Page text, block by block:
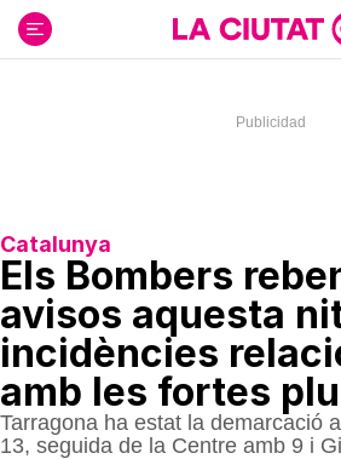
contenido
Catalunya
Els Bombers
avisos aquesta
incidències
amb les fortes
Tarragona ha estat la demarcació
13, seguida de la Centre amb 9 i